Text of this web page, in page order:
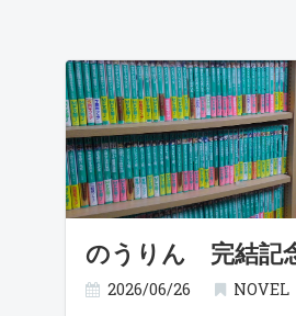
のうりん 完結記
2026/06/26
NOVEL